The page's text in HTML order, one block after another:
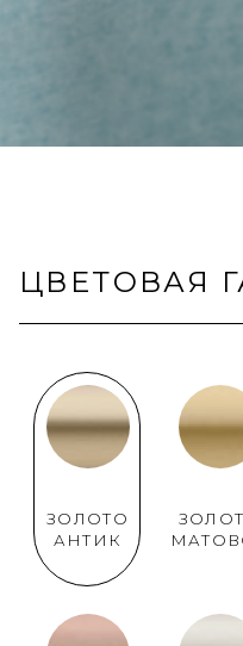
ЦВЕТОВАЯ
ЗОЛОТО
АНТИК